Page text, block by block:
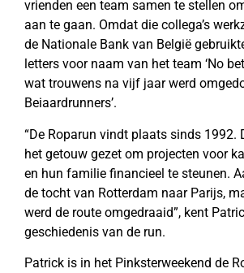
vrienden een team samen te stellen
aan te gaan. Omdat die collega’s
de Nationale Bank van België
letters voor naam van het team ‘No
wat trouwens na vijf jaar werd
Beiaardrunners’.
“De Roparun vindt plaats sinds 1992.
het getouw gezet om projecten voor
en hun familie financieel te steunen.
de tocht van Rotterdam naar Parijs,
werd de route omgedraaid”, kent
geschiedenis van de run.
Patrick is in het Pinksterweekend de